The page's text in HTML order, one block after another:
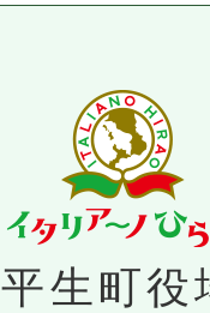
平生町役